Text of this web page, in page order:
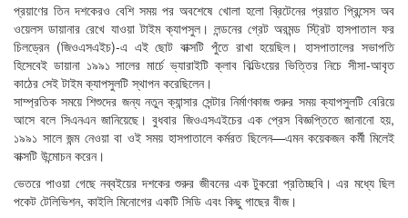
প্রয়াণের তিন দশকেরও বেশি সময় পর অবশেষে খোলা হলো ব্রিটেনের প্রয়াত প্রিন্সেস অব
ওয়েলস ডায়ানার রেখে যাওয়া টাইম ক্যাপসুল। লন্ডনের গ্রেট অরমন্ড স্ট্রিট হাসপাতাল ফর
চিলড্রেন (জিওএসএইচ)-এ এই ছোট বাক্সটি পুঁতে রাখা হয়েছিল। হাসপাতালের সভাপতি
হিসেবেই ডায়ানা ১৯৯১ সালের মার্চে ভ্যারাইটি ক্লাব বিল্ডিংয়ের ভিত্তির নিচে সীসা-আবৃত
কাঠের সেই টাইম ক্যাপসুলটি স্থাপন করেছিলেন।
সাম্প্রতিক সময়ে শিশুদের জন্য নতুন ক্যান্সার সেন্টার নির্মাণকাজ শুরুর সময় ক্যাপসুলটি বেরিয়ে
আসে বলে সিএনএন জানিয়েছে। বুধবার জিওএসএইচের এক প্রেস বিজ্ঞপ্তিতে জানানো হয়,
১৯৯১ সালে জন্ম নেওয়া বা ওই সময় হাসপাতালে কর্মরত ছিলেন—এমন কয়েকজন কর্মী মিলেই
বাক্সটি উন্মোচন করেন।
ভেতরে পাওয়া গেছে নব্বইয়ের দশকের শুরুর জীবনের এক টুকরো প্রতিচ্ছবি। এর মধ্যে ছিল
পকেট টেলিভিশন, কাইলি মিনোগের একটি সিডি এবং কিছু গাছের বীজ।